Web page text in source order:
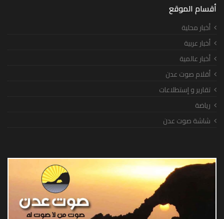
أقسام الموقع
أخبار محلية
أخبار عربية
أخبار عالمية
أقلام صوت عدن
تقارير و إستطلاعات
رياضة
شاشة صوت عدن